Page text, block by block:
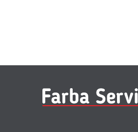
для вологих приміщень.
для фасадів і огорож.
— наноситься як базовий
у продажу є антисептики, морилки,